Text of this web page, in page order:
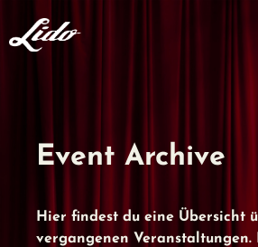
Event Archive
Hier findest du eine Übersicht
vergangenen Veranstaltungen.